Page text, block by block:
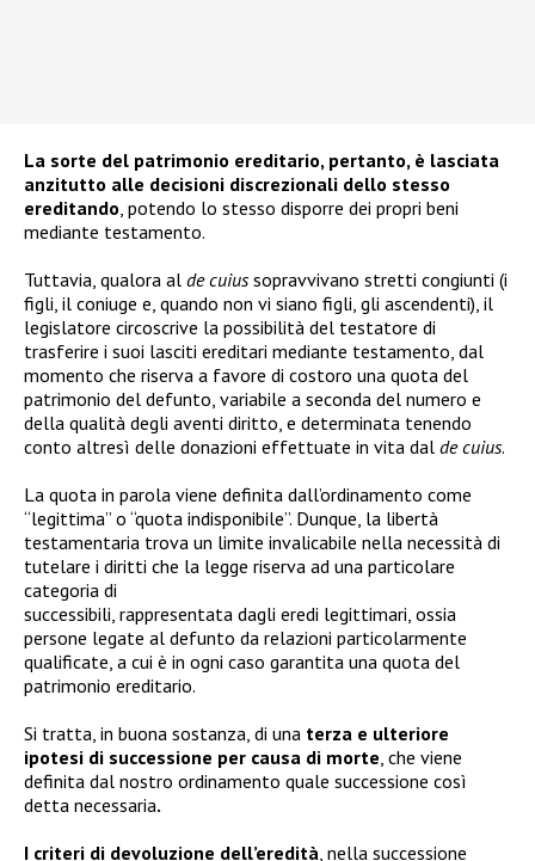
La sorte del patrimonio ereditario, pertanto, è lasciata
anzitutto alle decisioni discrezionali dello stesso
ereditando , potendo lo stesso disporre dei propri beni
mediante testamento.
Tuttavia, qualora al de cuiussopravvivano stretti congiunti (i
figli, il coniuge e, quando non vi siano figli, gli ascendenti), il
legislatore circoscrive la possibilità del testatore di
trasferire i suoi lasciti ereditari mediante testamento, dal
momento che riserva a favore di costoro una quota del
patrimonio del defunto, variabile a seconda del numero e
della qualità degli aventi diritto, e determinata tenendo
conto altresì delle donazioni effettuate in vita dal de cuius.
La quota in parola viene definita dall’ordinamento come
“legittima” o “quota indisponibile”. Dunque, la libertà
testamentaria trova un limite invalicabile nella necessità di
tutelare i diritti che la legge riserva ad una particolare
categoria di
successibili, rappresentata dagli eredi legittimari, ossia
persone legate al defunto da relazioni particolarmente
qualificate, a cui è in ogni caso garantita una quota del
patrimonio ereditario.
Si tratta, in buona sostanza, di una terza e ulteriore
ipotesi di successione per causa di morte , che viene
definita dal nostro ordinamento quale successione così
detta necessaria.
I criteri di devoluzione dell’eredità , nella successione